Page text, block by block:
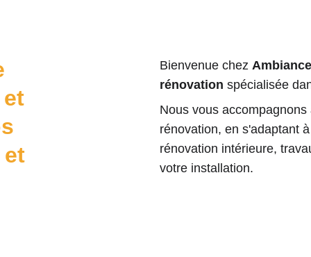
et
Bienvenue chez
rénovation spécialisée
Nous vous
rénovation, en s'adaptant
rénovation intérieure,
votre installation.